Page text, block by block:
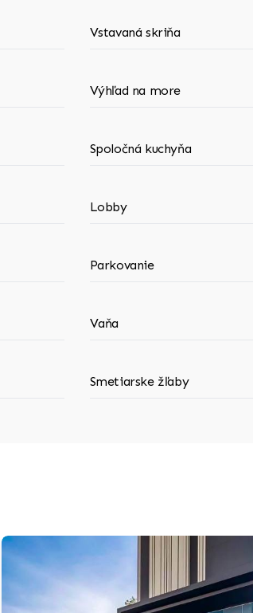
Vstavaná skriňa
Výhľad na more
Spoločná kuchyňa
Lobby
Parkovanie
Vaňa
Smetiarske žľaby